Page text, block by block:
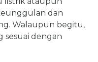
dan
Walaupun begitu,
sesuai dengan